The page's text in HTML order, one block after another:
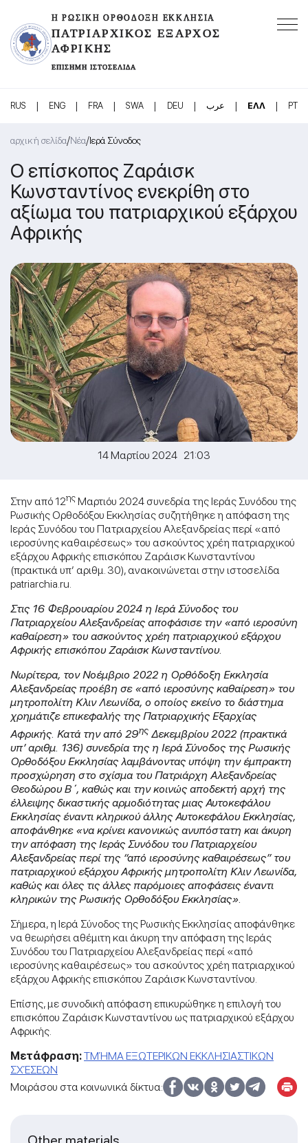
Η ΡΩΣΙΚΉ ΟΡΘΌΔΟΞΗ ΕΚΚΛΗΣΊΑ
ΠΑΤΡΙΑΡΧΙΚΌΣ ΈΞΑΡΧΟΣ
ΑΦΡΙΚΉΣ
ΕΠΊΣΗΜΗ ΙΣΤΟΣΕΛΊΔΑ
RUS | ENG | FRA | SWA | DEU | عرب | ΕΛΛ | PT
αρχική σελίδα/Νέα/Ιερά Σύνοδος
Ο επίσκοπος Ζαράισκ
Κωνσταντίνος ενεκρίθη στο
αξίωμα του πατριαρχικού εξάρχου
Αφρικής
14 Μαρτίου 2024 21:03
Στην από 12ηςΜαρτιόυ 2024 συνεδρία της Ιεράς Συνόδου της
Ρωσικής Ορθοδόξου Εκκλησίας συζητήθηκε η απόφαση της
Ιεράς Συνόδου του Πατριαρχείου Αλεξανδρείας περί «από
ιεροσύνης καθαιρέσεως» του ασκούντος χρέη πατριαρχικού
εξάρχου Αφρικής επισκόπου Ζαράισκ Κωνσταντίνου
(πρακτικά υπ’ αριθμ. 30), ανακοινώνεται στην ιστοσελίδα
patriarchia.ru.
Στις 16 Φεβρουαρίου 2024 η Ιερά Σύνοδος του
Πατριαρχείου Αλεξανδρείας αποφάσισε την «από ιεροσύνη
καθαίρεση» του ασκούντος χρέη πατριαρχικού εξάρχου
Αφρικής επισκόπου Ζαράισκ Κωνσταντίνου.
Νωρίτερα, τον Νοέμβριο 2022 η Ορθόδοξη Εκκλησία
Αλεξανδρείας προέβη σε «από ιεροσύνης καθαίρεση» του
μητροπολίτη Κλιν Λεωνίδα, ο οποίος εκείνο το διάστημα
χρημάτιζε επικεφαλής της Πατριαρχικής Εξαρχίας
Αφρικής. Κατά την από 29ης Δεκεμβρίου 2022 (πρακτικά
υπ’ αριθμ. 136) συνεδρία της η Ιερά Σύνοδος της Ρωσικής
Ορθοδόξου Εκκλησίας λαμβάνοντας υπόψη την έμπρακτη
προσχώρηση στο σχίσμα του Πατριάρχη Αλεξανδρείας
Θεοδώρου Β΄, καθώς και την κοινώς αποδεκτή αρχή της
έλλειψης δικαστικής αρμοδιότητας μιας Αυτοκεφάλου
Εκκλησίας έναντι κληρικού άλλης Αυτοκεφάλου Εκκλησίας,
αποφάνθηκε «να κρίνει κανονικώς ανυπόστατη και άκυρη
την απόφαση της Ιεράς Συνόδου του Πατριαρχείου
Αλεξανδρείας περί της “από ιεροσύνης καθαιρέσεως” του
πατριαρχικού εξάρχου Αφρικής μητροπολίτη Κλιν Λεωνίδα,
καθώς και όλες τις άλλες παρόμοιες αποφάσεις έναντι
κληρικών της Ρωσικής Ορθοδόξου Εκκλησίας».
Σήμερα, η Ιερά Σύνοδος της Ρωσικής Εκκλησίας αποφάνθηκε
να θεωρήσει αθέμιτη και άκυρη την απόφαση της Ιεράς
Συνόδου του Πατριαρχείου Αλεξανδρείας περί «από
ιεροσύνης καθαιρέσεως» του ασκούντος χρέη πατριαρχικού
εξάρχου Αφρικής επισκόπου Ζαράισκ Κωνσταντίνου.
Επίσης, με συνοδική απόφαση επικυρώθηκε η επιλογή του
επισκόπου Ζαράισκ Κωνσταντίνου ως πατριαρχικού εξάρχου
Αφρικής.
Μετάφραση:ΤΜΉΜΑ ΕΞΩΤΕΡΙΚΩΝ ΕΚΚΛΗΣΙΑΣΤΙΚΩΝ
ΣΧΈΣΕΩΝ
Μοιράσου στα κοινωνικά δίκτυα: